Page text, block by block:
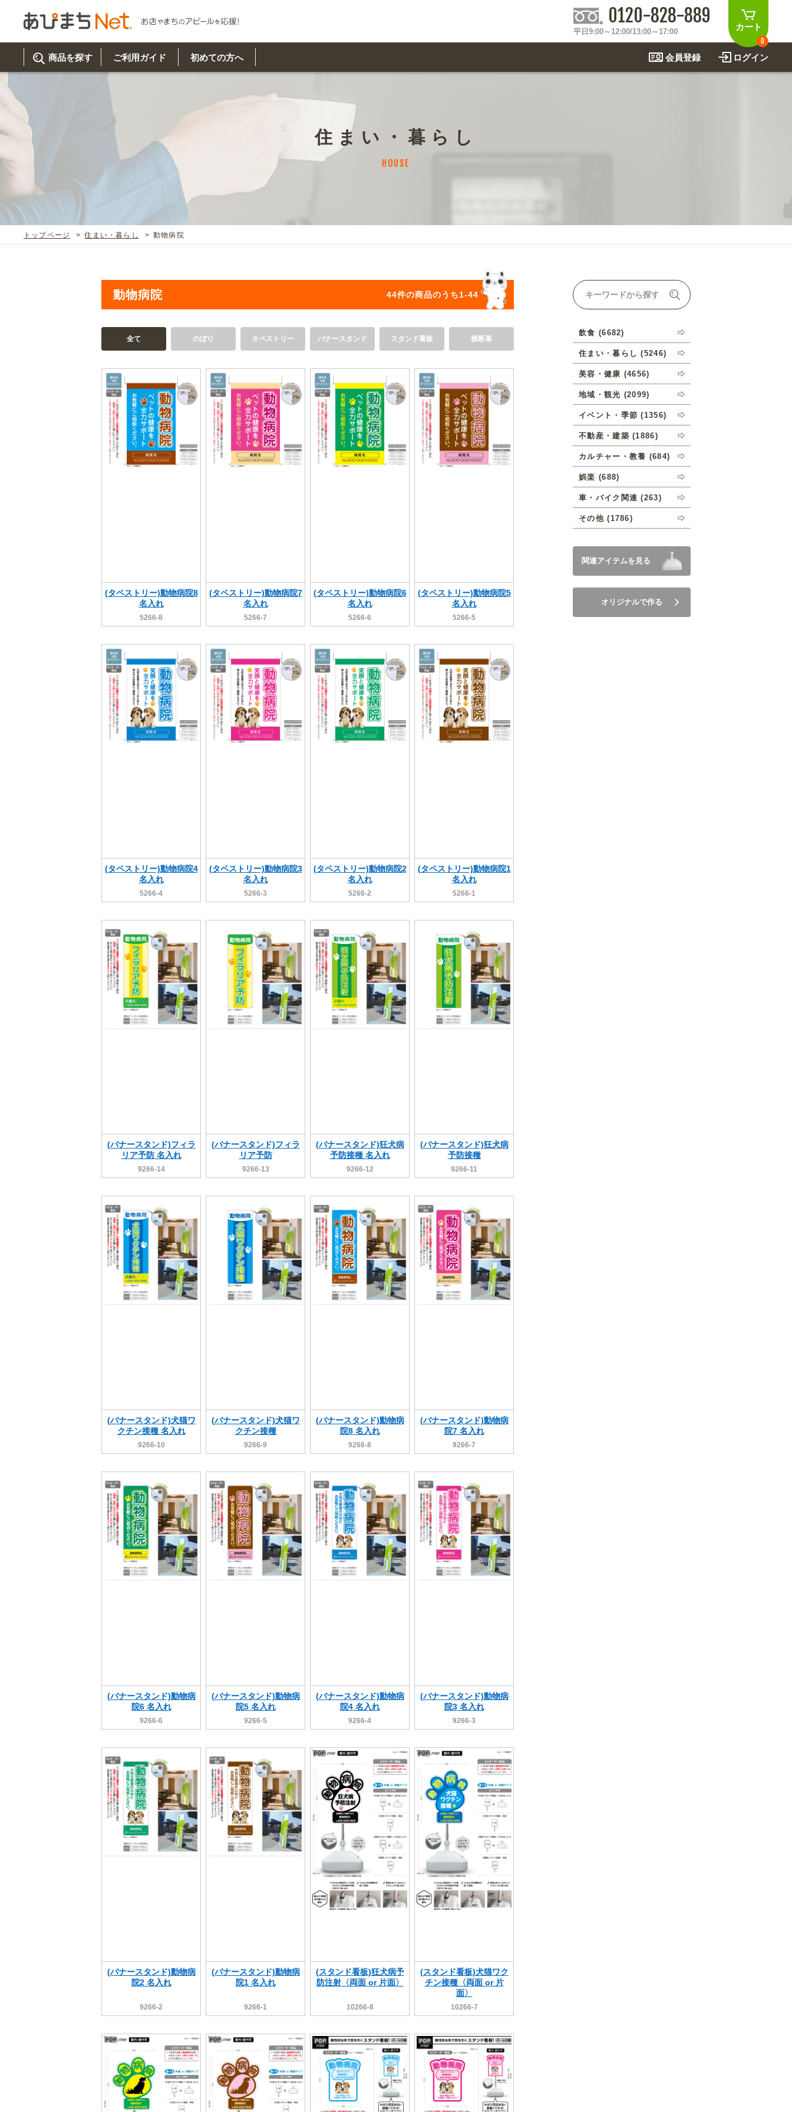
カート
0
0120-828-889
平日9:00～12:00/13:00～17:00
ログイン
会員登録
商品を探す
住まい・暮らし
美容・健康 地域・観光
カルチャー・教養 娯楽
関連アイテムを見る
オリジナルオーダーについて
ご利用ガイド
取り扱い商品一覧
初めての方へ
商品について
住まい・暮らし
HOUSE
トップページ 住まい・暮らし 動物病院
動物病院 44件の商品のうち1-44
全て のぼり タペストリー バナースタンド スタンド看板 横断幕
(タペストリー)動物病院8
名入れ
5266-8
(タペストリー)動物病院7
名入れ
5266-7
(タペストリー)動物病院6
名入れ
5266-6
(タペストリー)動物病院5
名入れ
5266-5
(タペストリー)動物病院4
名入れ
5266-4
(タペストリー)動物病院3
名入れ
5266-3
(タペストリー)動物病院2
名入れ
5266-2
(タペストリー)動物病院1
名入れ
5266-1
(バナースタンド)フィラ
リア予防 名入れ
9266-14
(バナースタンド)フィラ
リア予防
9266-13
(バナースタンド)狂犬病
予防接種 名入れ
9266-12
(バナースタンド)狂犬病
予防接種
9266-11
(バナースタンド)犬猫ワ
クチン接種 名入れ
9266-10
(バナースタンド)犬猫ワ
クチン接種
9266-9
(バナースタンド)動物病
院8 名入れ
9266-8
(バナースタンド)動物病
院7 名入れ
9266-7
(バナースタンド)動物病
院6 名入れ
9266-6
(バナースタンド)動物病
院5 名入れ
9266-5
(バナースタンド)動物病
院4 名入れ
9266-4
(バナースタンド)動物病
院3 名入れ
9266-3
(バナースタンド)動物病
院2 名入れ
9266-2
(バナースタンド)動物病
院1 名入れ
9266-1
(スタンド看板)狂犬病予
防注射〈両面 or 片面〉
10266-8
(スタンド看板)犬猫ワク
チン接種〈両面 or 片
面〉
10266-7
飲食 (6682)
住まい・暮らし (5246)
美容・健康 (4656)
地域・観光 (2099)
イベント・季節 (1356)
不動産・建築 (1886)
カルチャー・教養 (684)
娯楽 (688)
車・バイク関連 (263)
その他 (1786)
関連アイテムを見る
オリジナルで作る